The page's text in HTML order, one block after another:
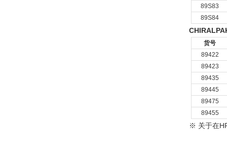
89S83
89S84
货号
89422
89423
89435
89445
89475
89455
※ 关于在